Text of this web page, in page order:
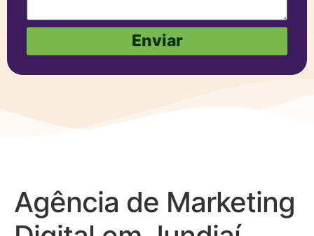
Enviar
Agência de Marketing